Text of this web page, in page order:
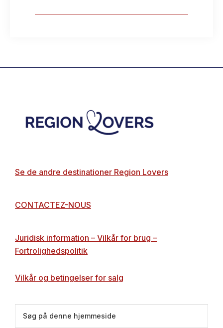
Se de andre destinationer Region Lovers
CONTACTEZ-NOUS
Juridisk information – Vilkår for brug –
Fortrolighedspolitik
Vilkår og betingelser for salg